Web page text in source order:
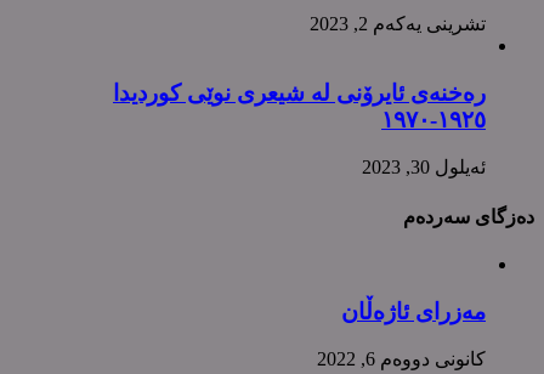
تشرینی یه‌كه‌م 2, 2023
رەخنەی ئایرۆنی لە شیعری نوێی کوردیدا
١٩٢٥-١٩٧٠
ئه‌یلول 30, 2023
دەزگای سەردەم
مەزرای ئاژەڵان
كانونی دووه‌م 6, 2022